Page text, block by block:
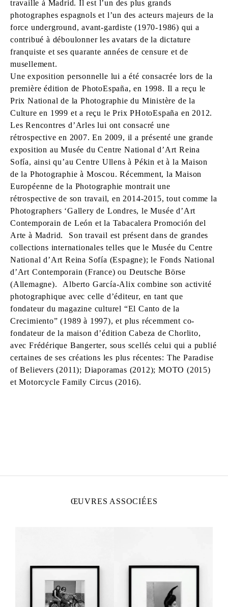
travaille à Madrid. Il est l’un des plus grands
photographes espagnols et l’un des acteurs majeurs de la
force underground, avant-gardiste (1970-1986) qui a
contribué à déboulonner les avatars de la dictature
franquiste et ses quarante années de censure et de
musellement.
Une exposition personnelle lui a été consacrée lors de la
première édition de PhotoEspaña, en 1998. Il a reçu le
Prix National de la Photographie du Ministère de la
Culture en 1999 et a reçu le Prix PHotoEspaña en 2012.
Les Rencontres d’Arles lui ont consacré une
rétrospective en 2007. En 2009, il a présenté une grande
exposition au Musée du Centre National d’Art Reina
Sofía, ainsi qu’au Centre Ullens à Pékin et à la Maison
de la Photographie à Moscou. Récemment, la Maison
Européenne de la Photographie montrait une
rétrospective de son travail, en 2014-2015, tout comme la
Photographers ‘Gallery de Londres, le Musée d’Art
Contemporain de León et la Tabacalera Promoción del
Arte à Madrid. Son travail est présent dans de grandes
collections internationales telles que le Musée du Centre
National d’Art Reina Sofía (Espagne); le Fonds National
d’Art Contemporain (France) ou Deutsche Börse
(Allemagne). Alberto García-Alix combine son activité
photographique avec celle d’éditeur, en tant que
fondateur du magazine culturel “El Canto de la
Crecimiento” (1989 à 1997), et plus récemment co-
fondateur de la maison d’édition Cabeza de Chorlito,
avec Frédérique Bangerter, sous scellés celui qui a publié
certaines de ses créations les plus récentes: The Paradise
of Believers (2011); Diaporamas (2012); MOTO (2015)
et Motorcycle Family Circus (2016).
ŒUVRES ASSOCIÉES